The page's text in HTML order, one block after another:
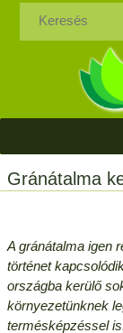
Gránátalma
A gránátalma igen
történet
országba kerülő
környezetünknek
termésképzéssel